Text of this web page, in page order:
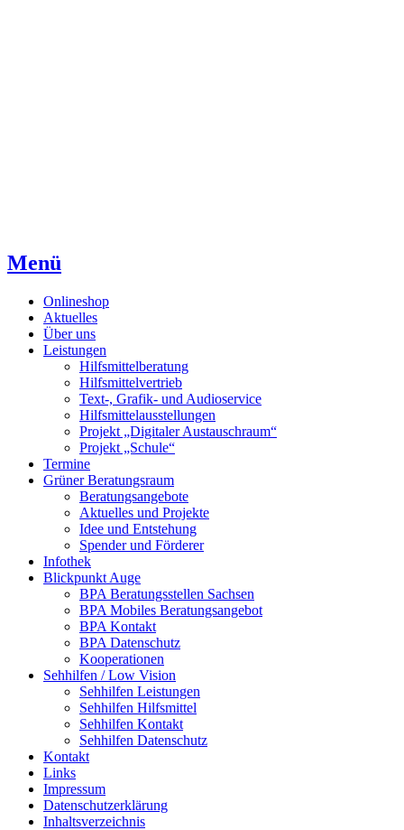
Menü
Onlineshop
Aktuelles
Über uns
Leistungen
Hilfsmittelberatung
Hilfsmittelvertrieb
Text-, Grafik- und Audioservice
Hilfsmittelausstellungen
Projekt „Digitaler Austauschraum“
Projekt „Schule“
Termine
Grüner Beratungsraum
Beratungsangebote
Aktuelles und Projekte
Idee und Entstehung
Spender und Förderer
Infothek
Blickpunkt Auge
BPA Beratungsstellen Sachsen
BPA Mobiles Beratungsangebot
BPA Kontakt
BPA Datenschutz
Kooperationen
Sehhilfen / Low Vision
Sehhilfen Leistungen
Sehhilfen Hilfsmittel
Sehhilfen Kontakt
Sehhilfen Datenschutz
Kontakt
Links
Impressum
Datenschutzerklärung
Inhaltsverzeichnis